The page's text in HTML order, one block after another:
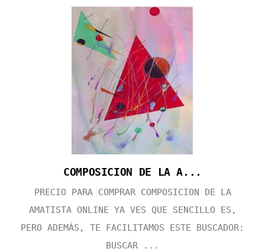
COMPOSICION DE LA A...
PRECIO PARA COMPRAR COMPOSICION DE LA
AMATISTA ONLINE YA VES QUE SENCILLO ES,
PERO ADEMÁS, TE FACILITAMOS ESTE BUSCADOR:
BUSCAR ...